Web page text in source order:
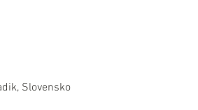
Slovensko